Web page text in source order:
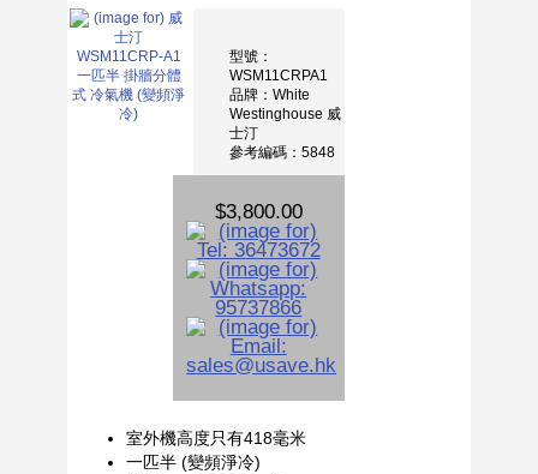
型號：
WSM11CRPA1
品牌：White
Westinghouse 威
士汀
參考編碼：5848
$3,800.00
室外機高度只有418毫米
一匹半 (變頻淨冷)